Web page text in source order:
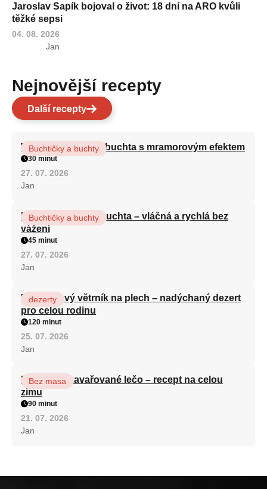
Jaroslav Sapík bojoval o život: 18 dní na ARO kvůli
těžké sepsi
04. 08. 2026
Jan
Nejnovější recepty
Další recepty
Vláčná olejová litá buchta s mramorovým efektem
Buchtičky a buchty
30 minut
27. 07. 2026
Jan
Hrnková maková buchta – vláčná a rychlá bez
vážení
Buchtičky a buchty
45 minut
27. 07. 2026
Jan
Karamelový větrník na plech – nadýchaný dezert
pro celou rodinu
dezerty
120 minut
25. 07. 2026
Jan
Babiččino zavařované lečo – recept na celou
zimu
Bez masa
90 minut
21. 07. 2026
Jan